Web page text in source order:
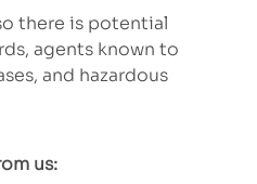
there is potential
agents known to
and hazardous
us: